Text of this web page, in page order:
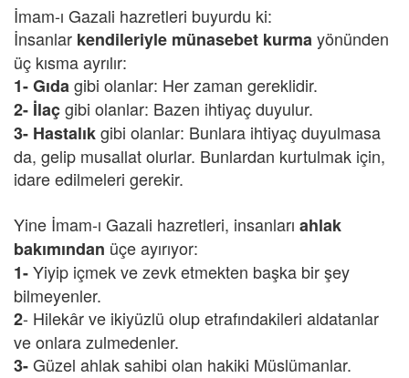
İmam-ı Gazali hazretleri buyurdu ki:
İnsanlar kendileriyle münasebet kurmayönünden
üç kısma ayrılır:
1-Gıdagibi olanlar: Her zaman gereklidir.
2- İlaçgibi olanlar: Bazen ihtiyaç duyulur.
3- Hastalıkgibi olanlar: Bunlara ihtiyaç duyulmasa
da, gelip musallat olurlar. Bunlardan kurtulmak için,
idare edilmeleri gerekir.
Yine İmam-ı Gazali hazretleri, insanları ahlak
bakımından üçe ayırıyor:
1-Yiyip içmek ve zevk etmekten başka bir şey
bilmeyenler.
2- Hilekâr ve ikiyüzlü olup etrafındakileri aldatanlar
ve onlara zulmedenler.
3-Güzel ahlak sahibi olan hakiki Müslümanlar.